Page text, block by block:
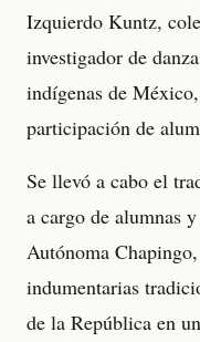
Izquierdo Kuntz,
investigador de
indígenas de
participación de
Se llevó a cabo el
a cargo de alumnas
Autónoma
indumentarias
de la República en